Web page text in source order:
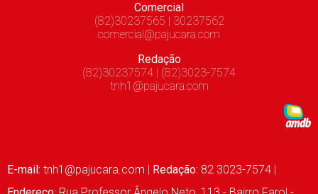
Comercial
(82)30237565 | 30237562
comercial@pajucara.com
Redação
(82)30237574 | (82)3023-7574
tnh1@pajucara.com
E-mail: tnh1@pajucara.com | Redação: 82 3023-7574 |